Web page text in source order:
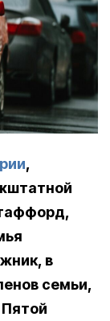
,
в
семьи,